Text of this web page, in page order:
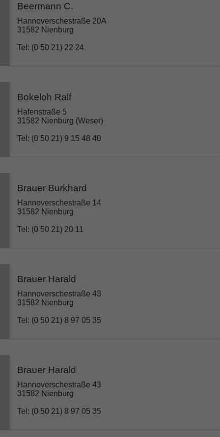
Beermann C.
Hannoverschestraße 20A
31582 Nienburg
Tel: (0 50 21) 22 24
Bokeloh Ralf
Hafenstraße 5
31582 Nienburg (Weser)
Tel: (0 50 21) 9 15 48 40
Brauer Burkhard
Hannoverschestraße 14
31582 Nienburg
Tel: (0 50 21) 20 11
Brauer Harald
Hannoverschestraße 43
31582 Nienburg
Tel: (0 50 21) 8 97 05 35
Brauer Harald
Hannoverschestraße 43
31582 Nienburg
Tel: (0 50 21) 8 97 05 35